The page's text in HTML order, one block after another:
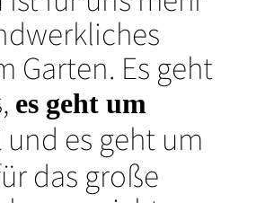
Garten. Es geht
es geht um
und es geht um
das große